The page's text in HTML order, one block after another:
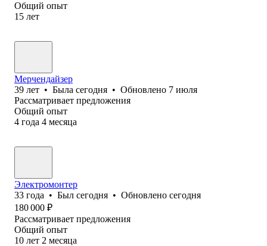
Общий опыт
15 лет
Мерчендайзер
39 лет • Была сегодня • Обновлено 7 июля
Рассматривает предложения
Общий опыт
4 года 4 месяца
Электромонтер
33 года • Был сегодня • Обновлено сегодня
180 000 ₽
Рассматривает предложения
Общий опыт
10 лет 2 месяца